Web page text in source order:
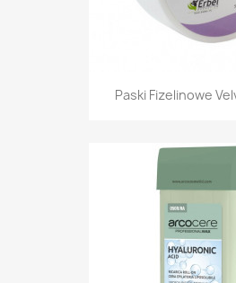
Paski Fizelinowe